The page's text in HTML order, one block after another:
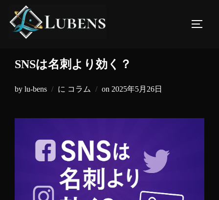
SNSは名刺より効く？
by lu-bens に コラム on 投
2025年5月26日